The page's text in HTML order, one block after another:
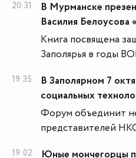
20:31
В Мурманске
Василия
Книга посвящена
Заполярья в годы
19:35
В Заполярном 7
социальных
Форум объединит
представителей
19:02
Юные мончегорцы